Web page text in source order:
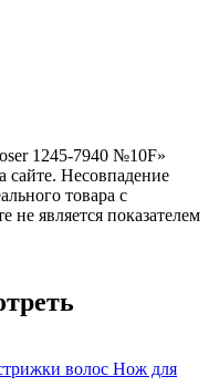
1245-7940 №10F»
сайте. Несовпадение
товара с
не является показателем